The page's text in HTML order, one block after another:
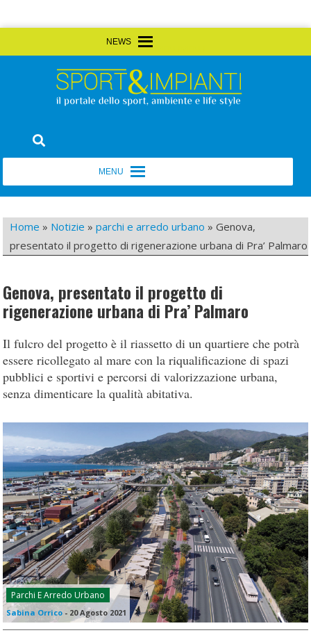
to
Sport&Impianti
Home » Notizie »parchi e arredo urbano »Genova,
presentato il progetto di rigenerazione urbana di Pra’ Palmaro
Genova, presentato il progetto di
rigenerazione urbana di Pra’ Palmaro
Il fulcro del progetto è il riassetto di un quartiere che potrà
essere ricollegato al mare con la riqualificazione di spazi
pubblici e sportivi e percorsi di valorizzazione urbana,
senza dimenticare la qualità abitativa.
Parchi E Arredo Urbano
Sabina Orrico - 20 Agosto 2021